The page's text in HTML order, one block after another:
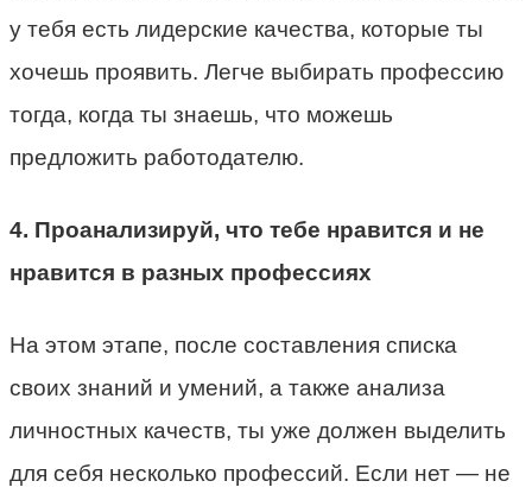
у тебя есть лидерские качества, которые ты
хочешь проявить. Легче выбирать профессию
тогда, когда ты знаешь, что можешь
предложить работодателю.
4. Проанализируй, что тебе нравится и не
нравится в разных профессиях
На этом этапе, после составления списка
своих знаний и умений, а также анализа
личностных качеств, ты уже должен выделить
для себя несколько профессий. Если нет — не